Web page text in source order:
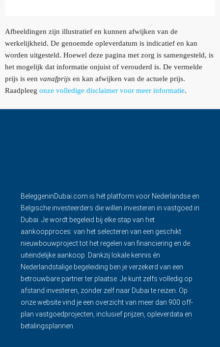
Afbeeldingen zijn illustratief en kunnen afwijken van de
werkelijkheid. De genoemde opleverdatum is indicatief en kan
worden uitgesteld. Hoewel deze pagina met zorg is samengesteld, is
het mogelijk dat informatie onjuist of verouderd is. De vermelde
prijs is een vanafprijs en kan afwijken van de actuele prijs.
Raadpleeg onze volledige disclaimer voor meer informatie.
BeleggeninDubai.com is hét platform voor Nederlandse en
Belgische investeerders die willen investeren in vastgoed in
Dubai. Je wordt begeleid bij elke stap van het
aankoopproces: van het selecteren van een geschikt
nieuwbouwproject tot het regelen van financiering en de
uiteindelijke aankoop. Dankzij lokale kennis én
Nederlandstalige begeleiding ben je verzekerd van een
betrouwbare partner ter plaatse. Je kunt zelfs volledig op
afstand investeren, zonder zelf naar Dubai te reizen. Op
onze website vind je een overzicht van meer dan 900 off-
plan vastgoedprojecten, inclusief prijzen, opleverdata en
betalingsplannen.